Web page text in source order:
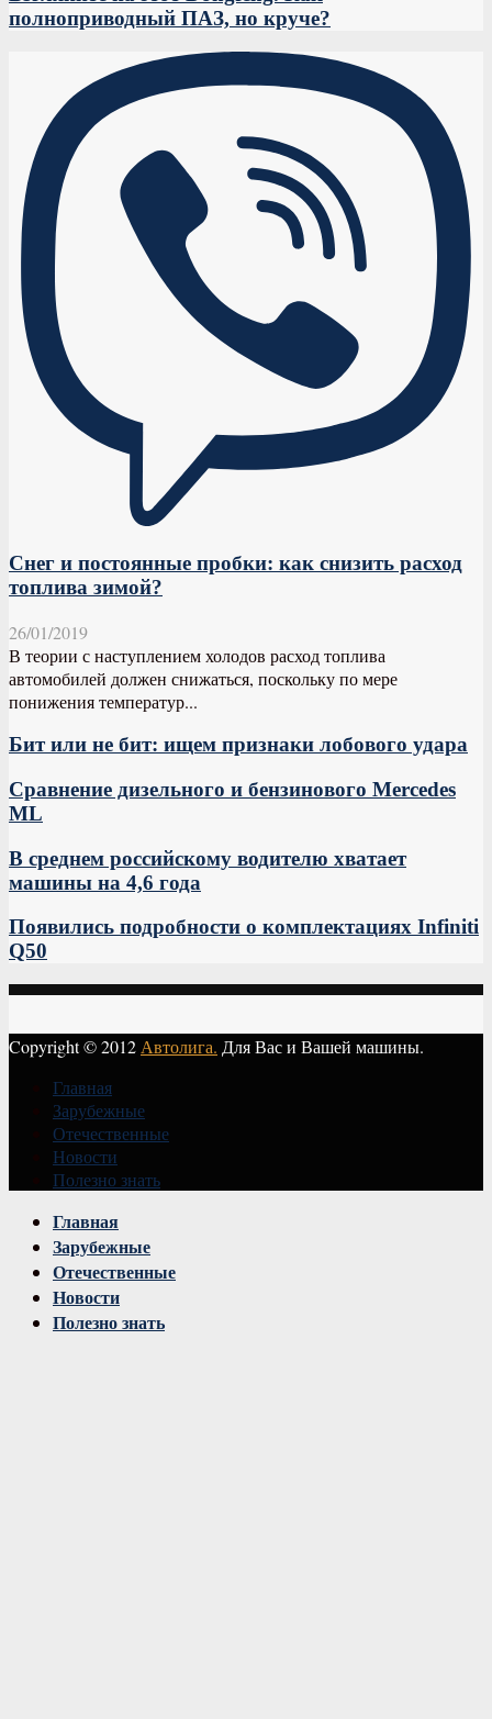
полноприводный ПАЗ, но круче?
Снег и постоянные пробки: как снизить расход
топлива зимой?
26/01/2019
В теории с наступлением холодов расход топлива
автомобилей должен снижаться, поскольку по мере
понижения температур...
Бит или не бит: ищем признаки лобового удара
Сравнение дизельного и бензинового Mercedes
ML
В среднем российскому водителю хватает
машины на 4,6 года
Появились подробности о комплектациях Infiniti
Q50
Copyright © 2012 Автолига. Для Вас и Вашей машины.
Главная
Зарубежные
Отечественные
Новости
Полезно знать
Главная
Зарубежные
Отечественные
Новости
Полезно знать